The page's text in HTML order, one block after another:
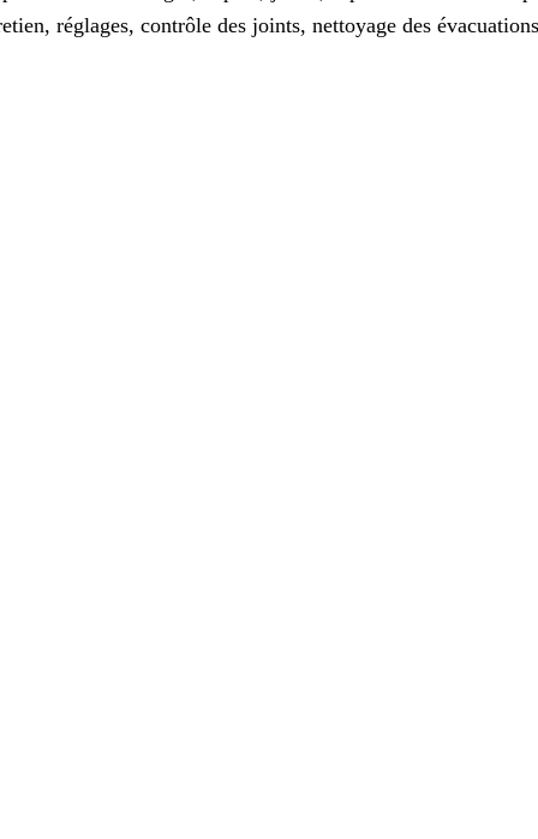
réglages, contrôle des joints, nettoyage des